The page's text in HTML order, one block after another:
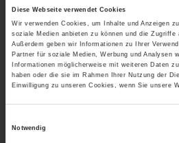
Diese Webseite verwendet Cookies
Wir verwenden Cookies, um Inhalte und Anzeigen
soziale Medien anbieten zu können und die
Außerdem geben wir Informationen zu Ihrer
Partner für soziale Medien, Werbung und Analysen
Informationen möglicherweise mit weiteren Daten
haben oder die sie im Rahmen Ihrer Nutzung der
Einwilligung zu unseren Cookies, wenn Sie unsere
Notwendig
wichtig Angestellte für die
im Homeoffice zu sensibilisieren,
durch einen
kompromittierte Daten
haben auch für die reguläre
Absicherung ihrer Daten, weshalb